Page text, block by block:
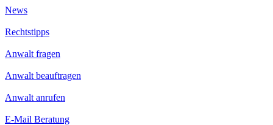
News
Rechtstipps
Anwalt fragen
Anwalt beauftragen
Anwalt anrufen
E-Mail Beratung